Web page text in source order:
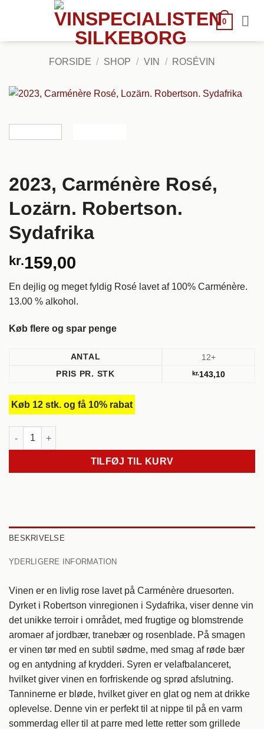
0
FORSIDE / SHOP / VIN / ROSÉVIN
2023, Carménère Rosé,
Lozärn. Robertson.
Sydafrika
kr.159,00
En dejlig og meget fyldig Rosé lavet af 100% Carménère.
13.00 % alkohol.
Køb flere og spar penge
ANTAL
12+
PRIS PR. STK
kr.143,10
Køb 12 stk. og få 10% rabat
2023, Carménère Rosé, Lozärn. Robertson. Sydafrika antal
TILFØJ TIL KURV
BESKRIVELSE
YDERLIGERE INFORMATION
Vinen er en livlig rose lavet på Carménère druesorten.
Dyrket i Robertson vinregionen i Sydafrika, viser denne vin
det unikke terroir i området, med frugtige og blomstrende
aromaer af jordbær, tranebær og rosenblade. På smagen
er vinen tør med en subtil sødme, med smag af røde bær
og en antydning af krydderi. Syren er velafbalanceret,
hvilket giver vinen en forfriskende og sprød afslutning.
Tanninerne er bløde, hvilket giver en glat og nem at drikke
oplevelse. Denne vin er perfekt til at nippe til på en varm
sommerdag eller til at parre med lette retter som grillede